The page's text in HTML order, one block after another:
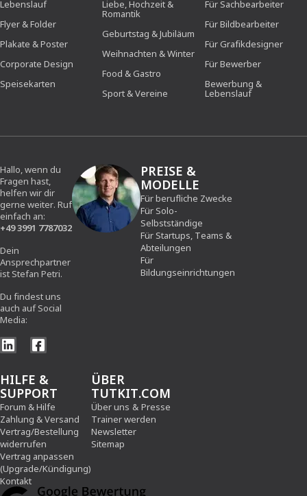
Lebenslauf
Flyer & Folder
Plakate & Poster
Corporate Design
Speisekarten
Liebe, Hochzeit &
Romantik
Geburtstag & Jubiläum
Weihnachten & Winter
Food & Gastro
Sport & Vereine
Für Sachbearbeiter
Für Bildbearbeiter
Für Grafikdesigner
Für Bewerber
Bewerbung &
Lebenslauf
Hallo, wenn du
Fragen hast,
helfen wir dir
gerne weiter. Ruf
einfach an:
+49 3991 7787032
Dein
Ansprechpartner
ist Stefan Petri.
Du findest uns
auch auf Social
Media:
PREISE &
MODELLE
Für berufliche Zwecke
Für Solo-
Selbstständige
Für Startups, Teams &
Abteilungen
Für
Bildungseinrichtungen
HILFE &
SUPPORT
Forum & Hilfe
Zahlung & Versand
Vertrag/Bestellung
widerrufen
Vertrag anpassen
(Upgrade/Kündigung)
Kontakt
ÜBER
TUTKIT.COM
Über uns & Presse
Trainer werden
Newsletter
Sitemap